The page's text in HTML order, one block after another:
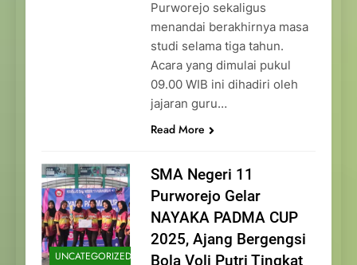
Purworejo sekaligus
menandai berakhirnya masa
studi selama tiga tahun.
Acara yang dimulai pukul
09.00 WIB ini dihadiri oleh
jajaran guru…
Read More
UNCATEGORIZED
SMA Negeri 11
Purworejo Gelar
NAYAKA PADMA CUP
2025, Ajang Bergengsi
Bola Voli Putri Tingkat